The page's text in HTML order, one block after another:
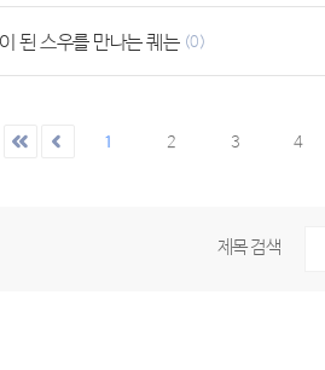
된 스우를 만나는 퀘는 (0)
1 2 3 4
제목 검색